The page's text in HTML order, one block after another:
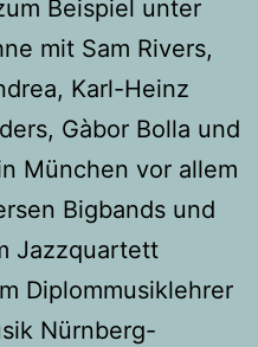
Beispiel unter
mit Sam Rivers,
Karl-Heinz
Gàbor Bolla und
München vor allem
Bigbands und
Jazzquartett
Diplommusiklehrer
Nürnberg-